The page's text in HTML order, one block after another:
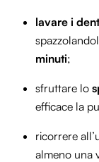
lavare i
minuti;
sfruttare lo
efficace la
ricorrere
almeno una